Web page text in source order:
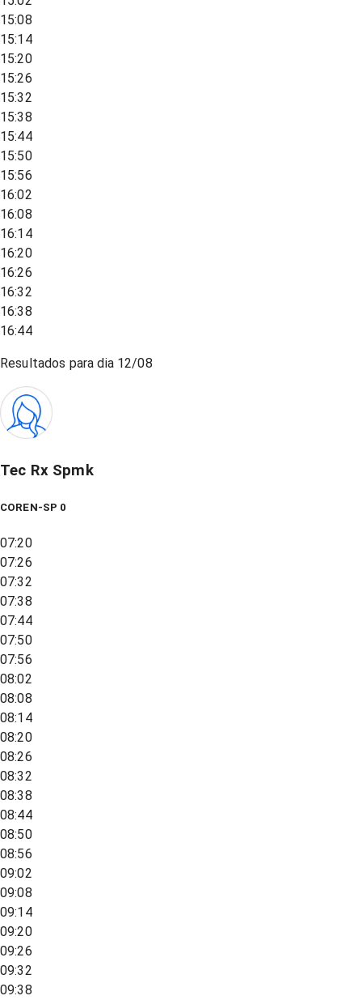
15:08
15:14
15:20
15:26
15:32
15:38
15:44
15:50
15:56
16:02
16:08
16:14
16:20
16:26
16:32
16:38
16:44
Resultados para dia 12/08
Tec Rx Spmk
COREN-SP 0
07:20
07:26
07:32
07:38
07:44
07:50
07:56
08:02
08:08
08:14
08:20
08:26
08:32
08:38
08:44
08:50
08:56
09:02
09:08
09:14
09:20
09:26
09:32
09:38